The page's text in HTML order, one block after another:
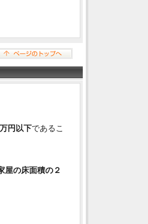
円以下であるこ
屋の床面積の２